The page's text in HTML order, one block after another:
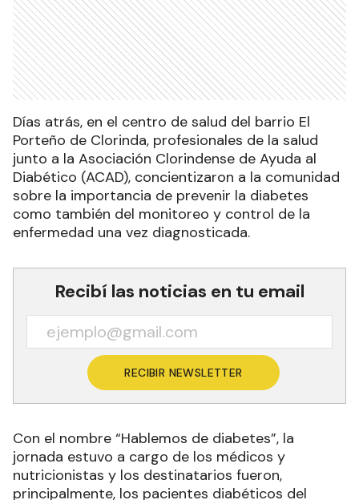
Días atrás, en el centro de salud del barrio El
Porteño de Clorinda, profesionales de la salud
junto a la Asociación Clorindense de Ayuda al
Diabético (ACAD), concientizaron a la comunidad
sobre la importancia de prevenir la diabetes
como también del monitoreo y control de la
enfermedad una vez diagnosticada.
Recibí las noticias en tu email
RECIBIR NEWSLETTER
Con el nombre “Hablemos de diabetes”, la
jornada estuvo a cargo de los médicos y
nutricionistas y los destinatarios fueron,
principalmente, los pacientes diabéticos del